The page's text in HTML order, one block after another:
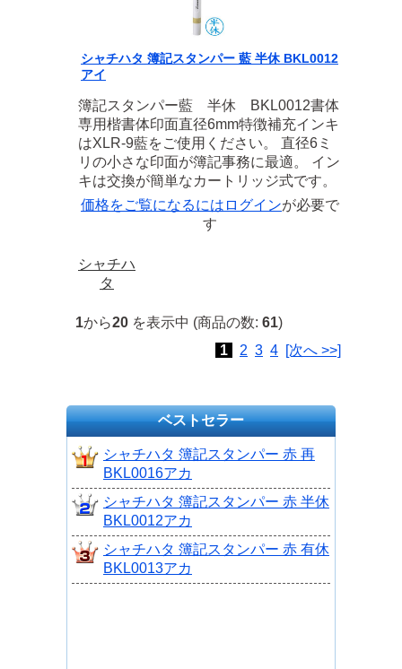
シャチハタ 簿記スタンパー 藍 半休 BKL0012
アイ
簿記スタンパー藍 半休 BKL0012書体
専用楷書体印面直径6mm特徴補充インキ
はXLR-9藍をご使用ください。 直径6ミ
リの小さな印面が簿記事務に最適。 イン
キは交換が簡単なカートリッジ式です。
価格をご覧になるには ログインが必要で
す
シャチハ
タ
1から20 を表示中 (商品の数: 61)
1
2 3 4 [次へ >>]
ベストセラー
シャチハタ 簿記スタンパー 赤 再
BKL0016アカ
シャチハタ 簿記スタンパー 赤 半休
BKL0012アカ
シャチハタ 簿記スタンパー 赤 有休
BKL0013アカ